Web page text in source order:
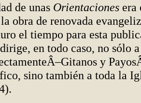
de unas Orientaciones era
obra de renovada
el tiempo para esta
en todo caso, no sólo
y
sino también a toda la